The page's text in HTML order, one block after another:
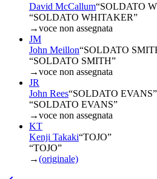
David McCallum“SOLDATO
“SOLDATO WHITAKER”
→voce non assegnata
JM
John Meillon“SOLDATO
“SOLDATO SMITH”
→voce non assegnata
JR
John Rees“SOLDATO EVANS”
“SOLDATO EVANS”
→voce non assegnata
KT
Kenji Takaki“TOJO”
“TOJO”
→(originale)